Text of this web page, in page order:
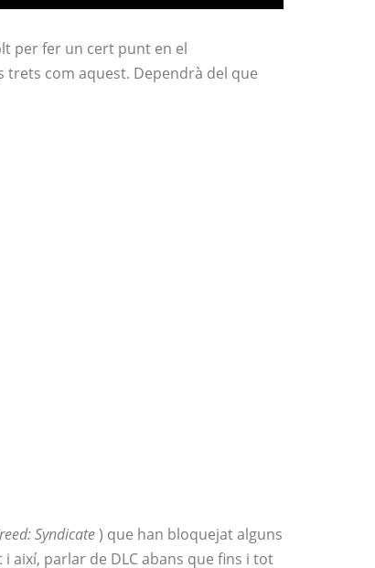
per fer un cert punt en el
com aquest. Dependrà del que
Syndicate) que han bloquejat alguns
així, parlar de DLC abans que fins i tot